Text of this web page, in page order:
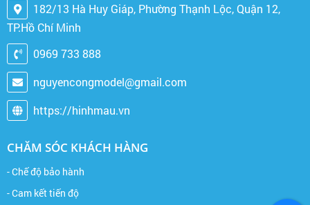
182/13 Hà Huy Giáp, Phường Thạnh Lộc, Quận 12,
TP.Hồ Chí Minh
0969 733 888
nguyencongmodel@gmail.com
https://hinhmau.vn
CHĂM SÓC KHÁCH HÀNG
- Chế độ bảo hành
- Cam kết tiến độ